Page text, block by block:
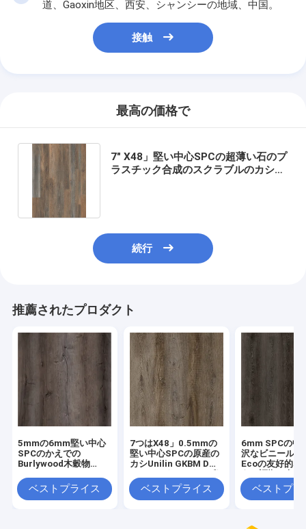
道、Gaoxin地区、西安、シャンシーの地域、中国。
接触
最高の価格で
7" X48」堅い中心SPCの超薄い石のプ
ラスチック合成のスクラブルのカシ
続行
推薦されたプロダクト
5mmの6mm堅い中心
SPCのかえでの
Burlywood木穀物
ベストプライス
7つはX48」0.5mmの
堅い中心SPCの原産の
カシUnilin GKBM DM-
らすベストプライス
6mm SPCの中
沢なビニールの
Ecoの友好的な
GKBM DM-
ベストプラ